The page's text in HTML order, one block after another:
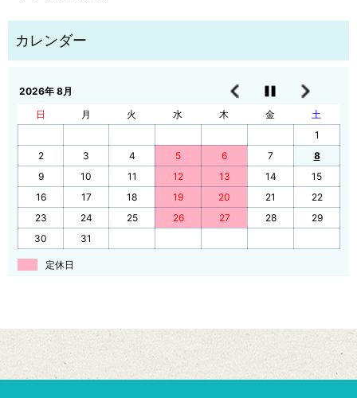
2026年 8月
日
月 火 水 木 金
土
1
2
3 4 5 6 7
8
9
10 11 12 13 14
15
16
17 18 19 20 21
22
23
24 25 26 27 28
29
30
31
定休日